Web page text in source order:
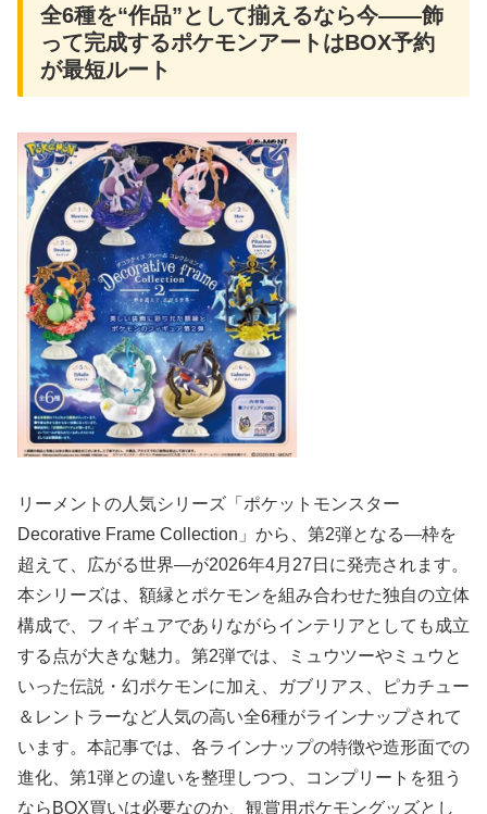
全6種を“作品”として揃えるなら今――飾
って完成するポケモンアートはBOX予約
が最短ルート
リーメントの人気シリーズ「ポケットモンスター
Decorative Frame Collection」から、第2弾となる―枠を
超えて、広がる世界―が2026年4月27日に発売されます。
本シリーズは、額縁とポケモンを組み合わせた独自の立体
構成で、フィギュアでありながらインテリアとしても成立
する点が大きな魅力。第2弾では、ミュウツーやミュウと
いった伝説・幻ポケモンに加え、ガブリアス、ピカチュー
＆レントラーなど人気の高い全6種がラインナップされて
います。本記事では、各ラインナップの特徴や造形面での
進化、第1弾との違いを整理しつつ、コンプリートを狙う
ならBOX買いは必要なのか、観賞用ポケモングッズとし